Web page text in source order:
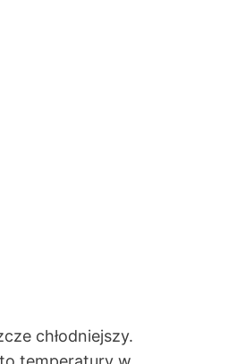
chłodniejszy.